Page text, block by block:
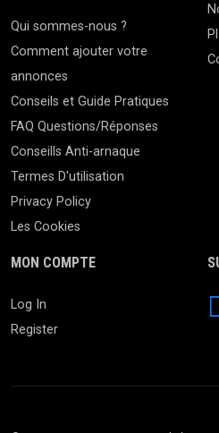
Qui sommes-nous ?
Comment ajouter votre
annonces
Conseils et Guide Pratiques
FAQ Questions/Réponses
Conseills Anti-arnaque
Termes D'utilisation
Privacy Policy
Les Cookies
MON COMPTE
Log In
Register